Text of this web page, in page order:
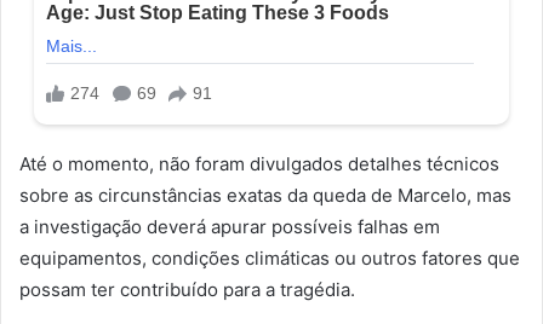
Até o momento, não foram divulgados detalhes técnicos
sobre as circunstâncias exatas da queda de Marcelo, mas
a investigação deverá apurar possíveis falhas em
equipamentos, condições climáticas ou outros fatores que
possam ter contribuído para a tragédia.